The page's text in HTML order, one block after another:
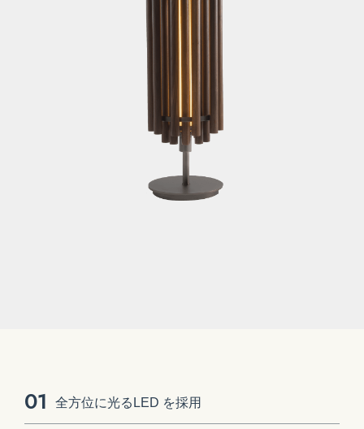
01 全方位に光るLED を採用